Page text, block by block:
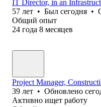
IT Director, in an
57 лет • Был сегодня •
Общий опыт
24 года 8 месяцев
Project Manager,
39 лет • Обновлено
Активно ищет работу